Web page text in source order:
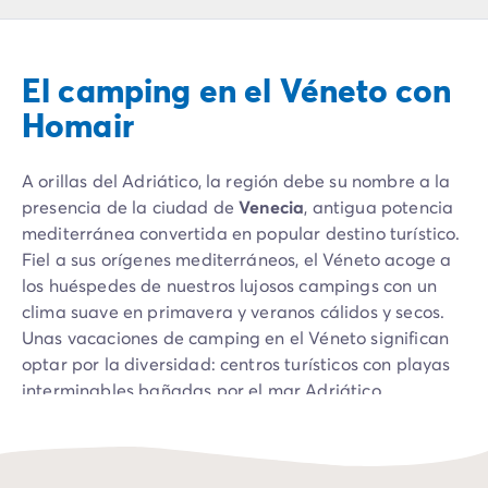
Camping Tarragona
Camping Comunidad Valenciana
Camping Costa Blanca
Camping Alicante
Camping Benidorm
Camping Costa de Azahar
Camping Peniscola
Camping Portugal
Camping Algarve
Camping Norte de Portugal
Camping Oporto
Camping Francia
Camping Dordoña - Périgord
El camping en el Véneto con
Homair
A orillas del Adriático, la región debe su nombre a la
presencia de la ciudad deVenecia, antigua potencia
mediterránea convertida en popular destino turístico.
Fiel a sus orígenes mediterráneos, el Véneto acoge a
los huéspedes de nuestros lujosos campings con un
clima suave en primavera y veranos cálidos y secos.
Unas vacaciones de camping en el Véneto significan
optar por la diversidad: centros turísticos con playas
interminables bañadas por el mar Adriático,
excepcional como Verona o Padua, el encantador
marco natural del lago de Garda entre colinas,